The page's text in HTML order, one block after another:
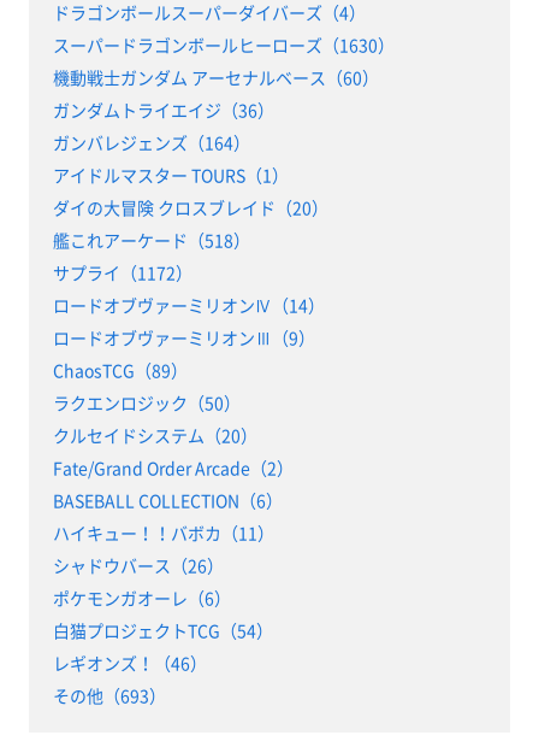
ドラゴンボールスーパーダイバーズ（4）
スーパードラゴンボールヒーローズ（1630）
機動戦士ガンダム アーセナルベース（60）
ガンダムトライエイジ（36）
ガンバレジェンズ（164）
アイドルマスター TOURS（1）
ダイの大冒険 クロスブレイド（20）
艦これアーケード（518）
サプライ（1172）
ロードオブヴァーミリオンⅣ（14）
ロードオブヴァーミリオンⅢ（9）
ChaosTCG（89）
ラクエンロジック（50）
クルセイドシステム（20）
Fate/Grand Order Arcade（2）
BASEBALL COLLECTION（6）
ハイキュー！！バボカ（11）
シャドウバース（26）
ポケモンガオーレ（6）
白猫プロジェクトTCG（54）
レギオンズ！（46）
その他（693）